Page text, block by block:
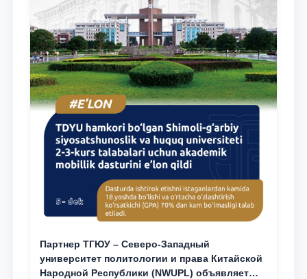
Партнер ТГЮУ – Северо-Западный
университет политологии и права Китайской
Народной Республики (NWUPL) объявляет